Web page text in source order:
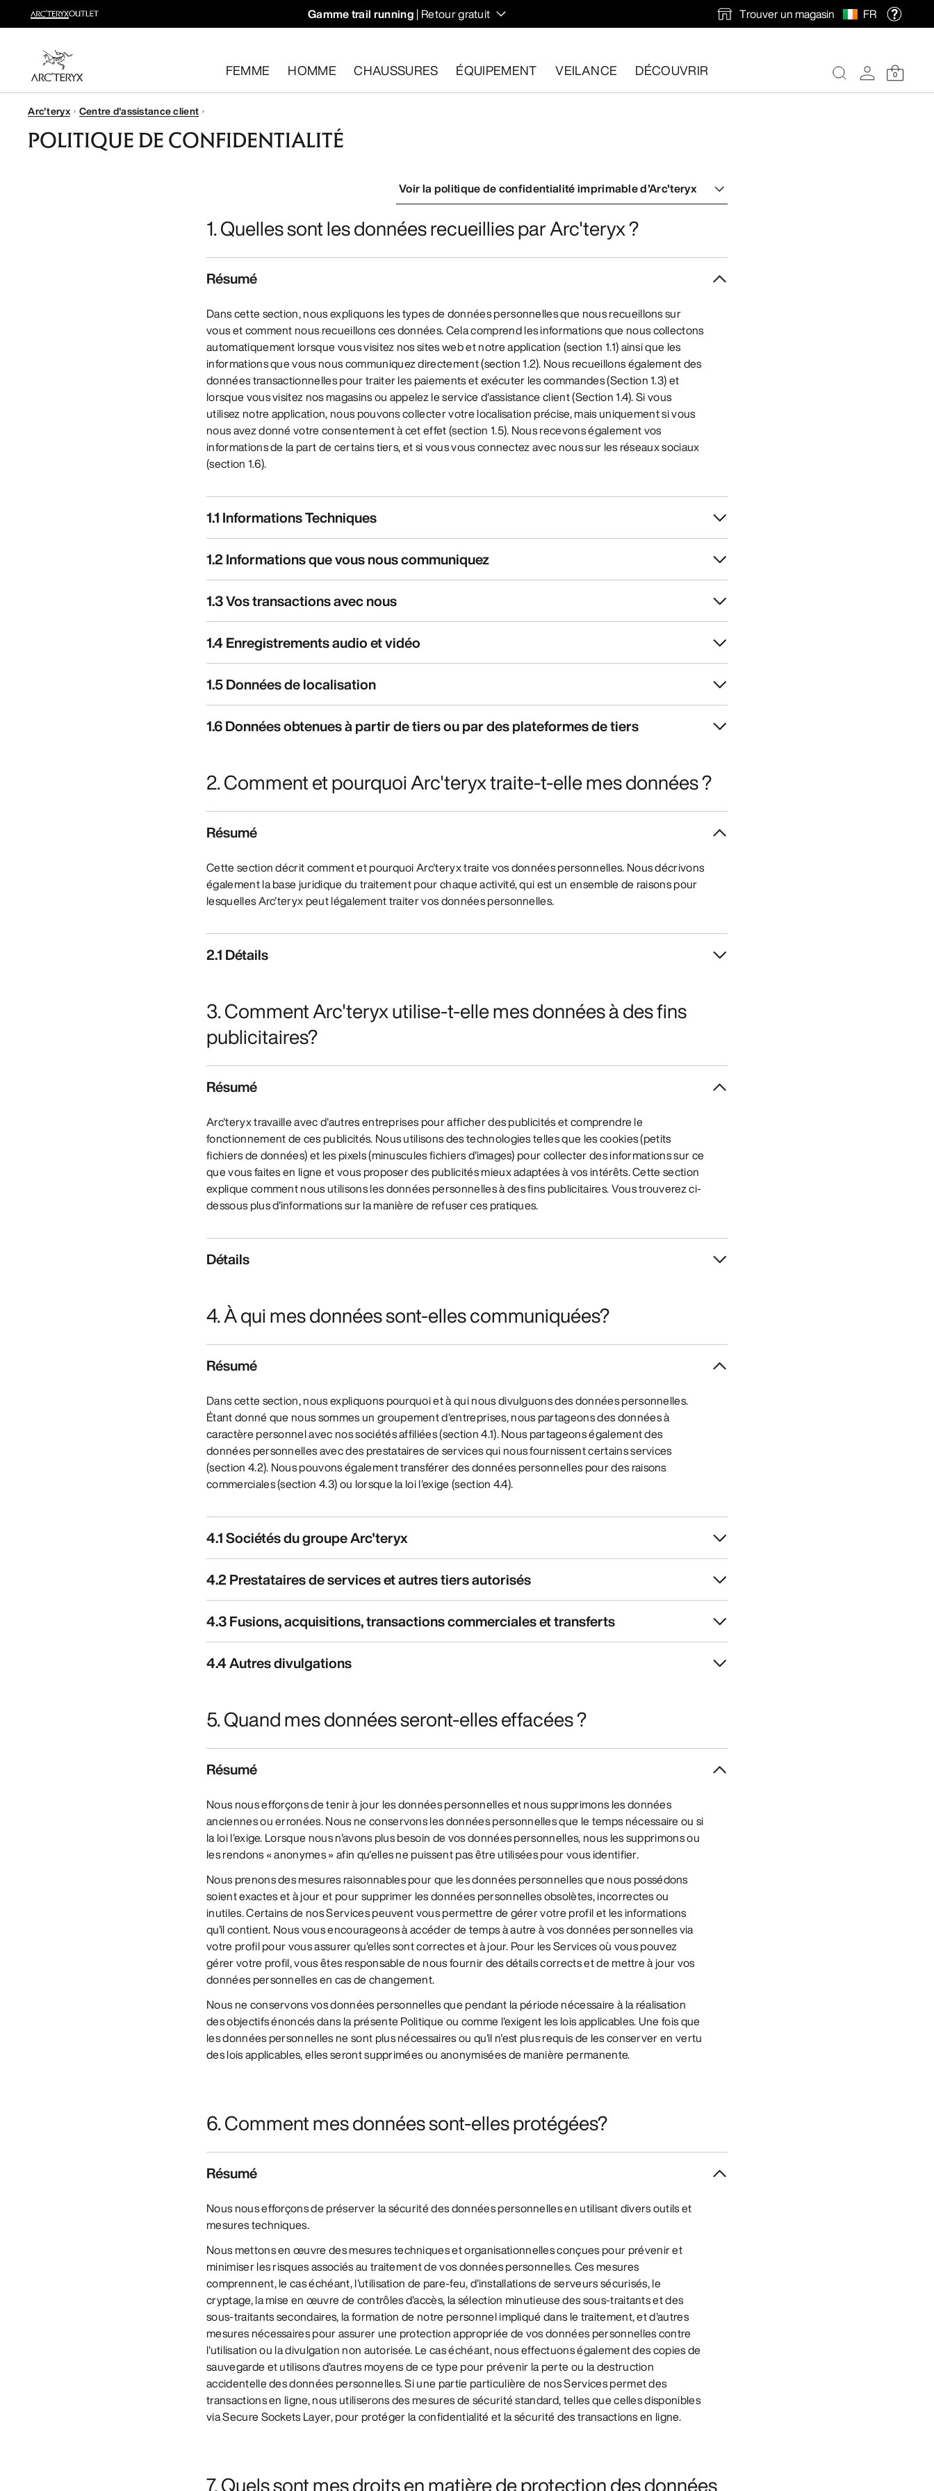
Gamme trail running | Retour gratuit Trouver un magasin
FR
Composez votre tenue de trail running
Pour femme
Retour gratuit
Vous avez changé d’avis ? Retournez les articles admissibles dans un délai de 30 jours.
FEMME HOMME CHAUSSURES ÉQUIPEMENT VEILANCE DÉCOUVRIR 0
Arc'teryx Centre d'assistance client
POLITIQUE DE CONFIDENTIALITÉ
Voir la politique de confidentialité imprimable d'Arc'teryx
1. Quelles sont les données recueillies par Arc'teryx ?
Résumé
Dans cette section, nous expliquons les types de données personnelles que nous recueillons sur
vous et comment nous recueillons ces données. Cela comprend les informations que nous collectons
automatiquement lorsque vous visitez nos sites web et notre application (section 1.1) ainsi que les
informations que vous nous communiquez directement (section 1.2). Nous recueillons également des
données transactionnelles pour traiter les paiements et exécuter les commandes (Section 1.3) et
lorsque vous visitez nos magasins ou appelez le service d'assistance client (Section 1.4). Si vous
utilisez notre application, nous pouvons collecter votre localisation précise, mais uniquement si vous
nous avez donné votre consentement à cet effet (section 1.5). Nous recevons également vos
informations de la part de certains tiers, et si vous vous connectez avec nous sur les réseaux sociaux
(section 1.6).
1.1 Informations Techniques
1.2 Informations que vous nous communiquez
1.3 Vos transactions avec nous
1.4 Enregistrements audio et vidéo
1.5 Données de localisation
1.6 Données obtenues à partir de tiers ou par des plateformes de tiers
2. Comment et pourquoi Arc'teryx traite-t-elle mes données ?
Résumé
Cette section décrit comment et pourquoi Arc'teryx traite vos données personnelles. Nous décrivons
également la base juridique du traitement pour chaque activité, qui est un ensemble de raisons pour
lesquelles Arc'teryx peut légalement traiter vos données personnelles.
2.1 Détails
3. Comment Arc'teryx utilise-t-elle mes données à des fins
publicitaires?
Résumé
Arc'teryx travaille avec d'autres entreprises pour afficher des publicités et comprendre le
fonctionnement de ces publicités. Nous utilisons des technologies telles que les cookies (petits
fichiers de données) et les pixels (minuscules fichiers d'images) pour collecter des informations sur ce
que vous faites en ligne et vous proposer des publicités mieux adaptées à vos intérêts. Cette section
explique comment nous utilisons les données personnelles à des fins publicitaires. Vous trouverez ci-
dessous plus d'informations sur la manière de refuser ces pratiques.
Détails
4. À qui mes données sont-elles communiquées?
Résumé
Dans cette section, nous expliquons pourquoi et à qui nous divulguons des données personnelles.
Étant donné que nous sommes un groupement d'entreprises, nous partageons des données à
caractère personnel avec nos sociétés affiliées (section 4.1). Nous partageons également des
données personnelles avec des prestataires de services qui nous fournissent certains services
(section 4.2). Nous pouvons également transférer des données personnelles pour des raisons
commerciales (section 4.3) ou lorsque la loi l'exige (section 4.4).
4.1 Sociétés du groupe Arc'teryx
4.2 Prestataires de services et autres tiers autorisés
4.3 Fusions, acquisitions, transactions commerciales et transferts
4.4 Autres divulgations
5. Quand mes données seront-elles effacées ?
Résumé
Nous nous efforçons de tenir à jour les données personnelles et nous supprimons les données
anciennes ou erronées. Nous ne conservons les données personnelles que le temps nécessaire ou si
la loi l'exige. Lorsque nous n'avons plus besoin de vos données personnelles, nous les supprimons ou
les rendons « anonymes » afin qu'elles ne puissent pas être utilisées pour vous identifier.
Nous prenons des mesures raisonnables pour que les données personnelles que nous possédons
soient exactes et à jour et pour supprimer les données personnelles obsolètes, incorrectes ou
inutiles. Certains de nos Services peuvent vous permettre de gérer votre profil et les informations
qu'il contient. Nous vous encourageons à accéder de temps à autre à vos données personnelles via
votre profil pour vous assurer qu'elles sont correctes et à jour. Pour les Services où vous pouvez
gérer votre profil, vous êtes responsable de nous fournir des détails corrects et de mettre à jour vos
données personnelles en cas de changement.
Nous ne conservons vos données personnelles que pendant la période nécessaire à la réalisation
des objectifs énoncés dans la présente Politique ou comme l'exigent les lois applicables. Une fois que
les données personnelles ne sont plus nécessaires ou qu'il n'est plus requis de les conserver en vertu
des lois applicables, elles seront supprimées ou anonymisées de manière permanente.
6. Comment mes données sont-elles protégées?
Résumé
Nous nous efforçons de préserver la sécurité des données personnelles en utilisant divers outils et
mesures techniques.
Nous mettons en œuvre des mesures techniques et organisationnelles conçues pour prévenir et
minimiser les risques associés au traitement de vos données personnelles. Ces mesures
comprennent, le cas échéant, l'utilisation de pare-feu, d'installations de serveurs sécurisés, le
cryptage, la mise en œuvre de contrôles d'accès, la sélection minutieuse des sous-traitants et des
sous-traitants secondaires, la formation de notre personnel impliqué dans le traitement, et d'autres
mesures nécessaires pour assurer une protection appropriée de vos données personnelles contre
l'utilisation ou la divulgation non autorisée. Le cas échéant, nous effectuons également des copies de
sauvegarde et utilisons d'autres moyens de ce type pour prévenir la perte ou la destruction
accidentelle des données personnelles. Si une partie particulière de nos Services permet des
transactions en ligne, nous utiliserons des mesures de sécurité standard, telles que celles disponibles
via Secure Sockets Layer, pour protéger la confidentialité et la sécurité des transactions en ligne.
7. Quels sont mes droits en matière de protection des données